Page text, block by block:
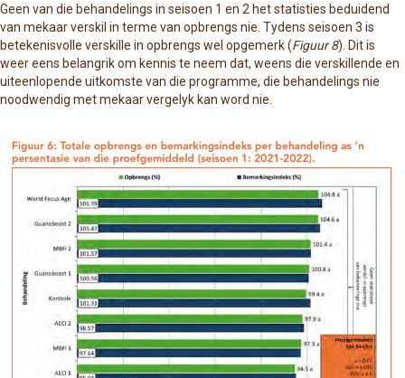
Geen van die behandelings in seisoen 1 en 2 het statisties beduidend
van mekaar verskil in terme van opbrengs nie. Tydens seisoen 3 is
betekenisvolle verskille in opbrengs wel opgemerk (Figuur 8). Dit is
weer eens belangrik om kennis te neem dat, weens die verskillende en
uiteenlopende uitkomste van die programme, die behandelings nie
noodwendig met mekaar vergelyk kan word nie.